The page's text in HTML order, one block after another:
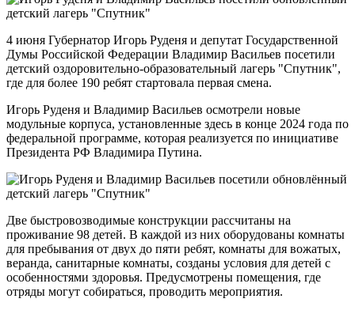
4 июня Губернатор Игорь Руденя и депутат Государственной
Думы Российской Федерации Владимир Васильев посетили
детский оздоровительно-образовательный лагерь "Спутник",
где для более 190 ребят стартовала первая смена.
Игорь Руденя и Владимир Васильев осмотрели новые
модульные корпуса, установленные здесь в конце 2024 года по
федеральной программе, которая реализуется по инициативе
Президента РФ Владимира Путина.
Две быстровозводимые конструкции рассчитаны на
проживание 98 детей. В каждой из них оборудованы комнаты
для пребывания от двух до пяти ребят, комнаты для вожатых,
веранда, санитарные комнаты, созданы условия для детей с
особенностями здоровья. Предусмотрены помещения, где
отряды могут собираться, проводить мероприятия.